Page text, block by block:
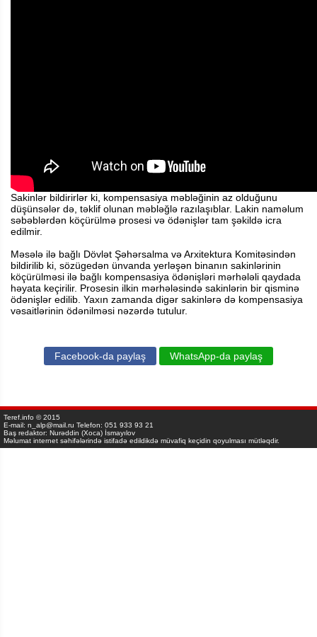
Sakinlər bildirirlər ki, kompensasiya məbləğinin az olduğunu
düşünsələr də, təklif olunan məbləğlə razılaşıblar. Lakin naməlum
səbəblərdən köçürülmə prosesi və ödənişlər tam şəkildə icra
edilmir.
Məsələ ilə bağlı Dövlət Şəhərsalma və Arxitektura Komitəsindən
bildirilib ki, sözügedən ünvanda yerləşən binanın sakinlərinin
köçürülməsi ilə bağlı kompensasiya ödənişləri mərhələli qaydada
həyata keçirilir. Prosesin ilkin mərhələsində sakinlərin bir qisminə
ödənişlər edilib. Yaxın zamanda digər sakinlərə də kompensasiya
vəsaitlərinin ödənilməsi nəzərdə tutulur.
Facebook-da paylaş WhatsApp-da paylaş
Teref.info © 2015
E-mail: n_alp@mail.ru Telefon: 051 933 93 21
Baş redaktor: Nurəddin (Xoca) İsmayılov
Məlumat internet səhifələrində istifadə edildikdə müvafiq keçidin qoyulması mütləqdir.